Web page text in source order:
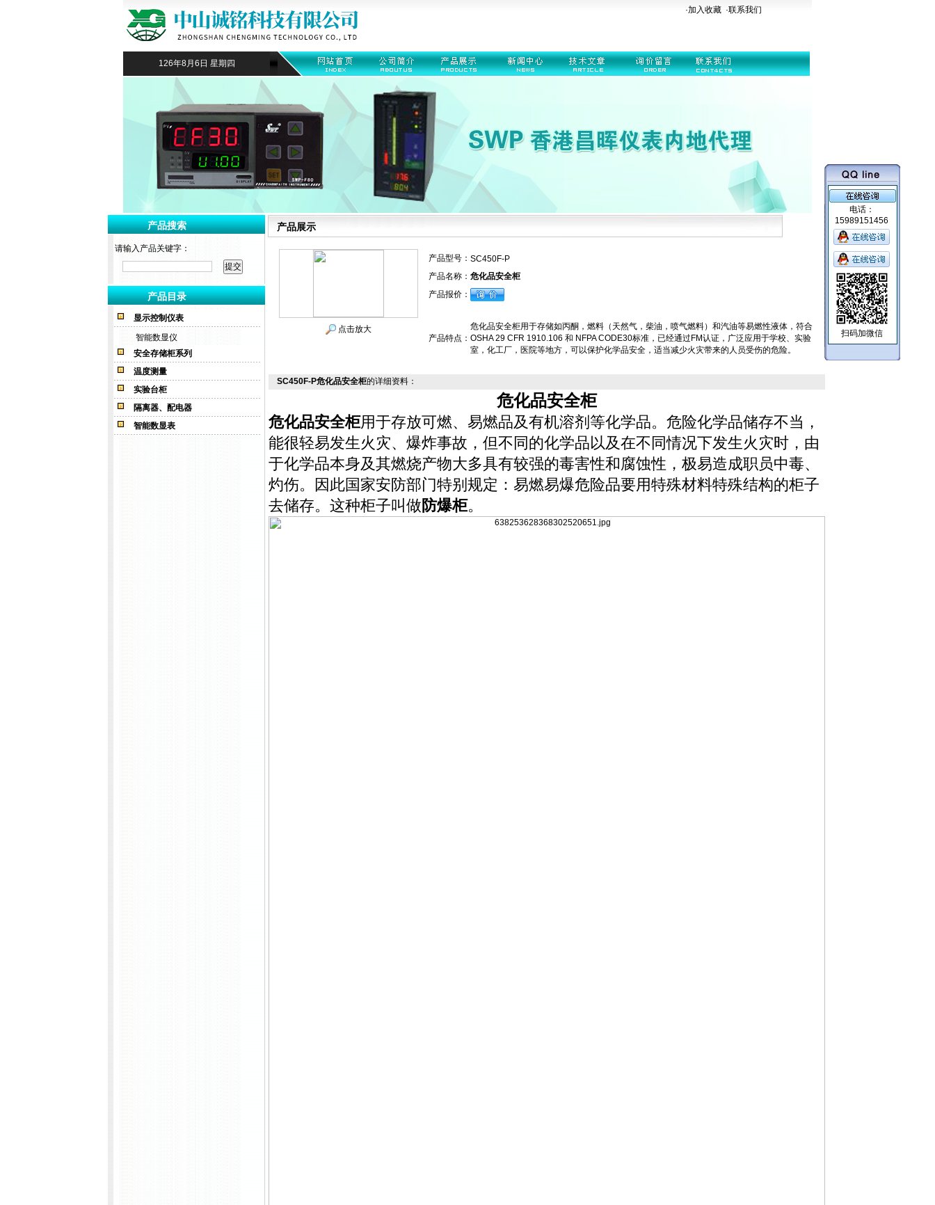
·加入收藏 ·联系我们
126年8月6日 星期四
产品搜索
请输入产品关键字：
产品目录
显示控制仪表
智能数显仪
安全存储柜系列
温度测量
实验台柜
隔离器、配电器
智能数显表
产品展示
点击放大
产品型号： SC450F-P
产品名称： 危化品安全柜
产品报价：
产品特点：
危化品安全柜用于存储如丙酮，燃料（天然气，柴油，喷气燃料）和汽油等易燃性液体，符合
OSHA 29 CFR 1910.106 和 NFPA CODE30标准，已经通过FM认证，广泛应用于学校、实验
室，化工厂，医院等地方，可以保护化学品安全，适当减少火灾带来的人员受伤的危险。
SC450F-P危化品安全柜的详细资料：
危化品安全柜
危化品安全柜用于存放可燃、易燃品及有机溶剂等化学品。危险化学品储存不当，
能很轻易发生火灾、爆炸事故，但不同的化学品以及在不同情况下发生火灾时，由
于化学品本身及其燃烧产物大多具有较强的毒害性和腐蚀性，极易造成职员中毒、
灼伤。因此国家安防部门特别规定：易燃易爆危险品要用特殊材料特殊结构的柜子
去储存。这种柜子叫做防爆柜。
电话：
15989151456
扫码加微信